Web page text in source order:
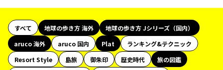
すべて 地球の歩き方 海外
地球の歩き方 Jシリーズ（国内）
aruco 海外
aruco 国内 Plat
ランキング&テクニック
Resort Style
島旅 御朱印 歴史時代
旅の図鑑